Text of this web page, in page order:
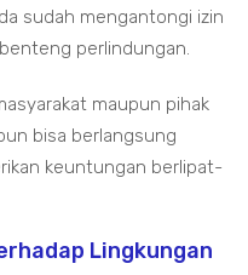
sudah mengantongi izin
perlindungan.
maupun pihak
bisa berlangsung
keuntungan berlipat-
Lingkungan